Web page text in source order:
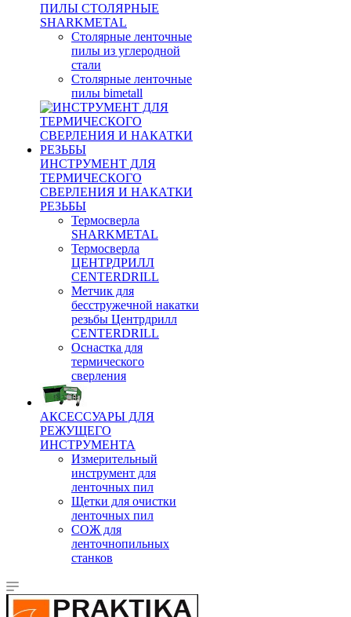
ПИЛЫ СТОЛЯРНЫЕ
SHARKMETAL
Столярные ленточные
пилы из углеродной
стали
Столярные ленточные
пилы bimetall
ИНСТРУМЕНТ ДЛЯ
ТЕРМИЧЕСКОГО
СВЕРЛЕНИЯ И НАКАТКИ
РЕЗЬБЫ
Термосверла
SHARKMETAL
Термосверла
ЦЕНТРДРИЛЛ
CENTERDRILL
Метчик для
бесстружечной накатки
резьбы Центрдрилл
CENTERDRILL
Оснастка для
термического
сверления
АКСЕССУАРЫ ДЛЯ
РЕЖУЩЕГО
ИНСТРУМЕНТА
Измерительный
инструмент для
ленточных пил
Щетки для очистки
ленточных пил
СОЖ для
ленточнопильных
станков